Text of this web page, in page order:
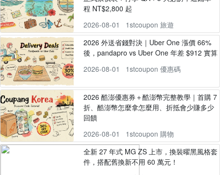
程 NT$2,800 起
2026-08-01
1stcoupon 旅遊
2026 外送省錢對決｜Uber One 漲價 66%
後，pandapro vs Uber One 年差 $912 實算
2026-08-01
1stcoupon 優惠碼
2026 酷澎優惠券＋酷澎幣完整教學｜首購 7
折、酷澎幣怎麼拿怎麼用、折抵會少賺多少
回饋
2026-08-01
1stcoupon 購物
全新 27 年式 MG ZS 上市，換裝曜黑風格套
件，搭配舊換新不用 60 萬元！